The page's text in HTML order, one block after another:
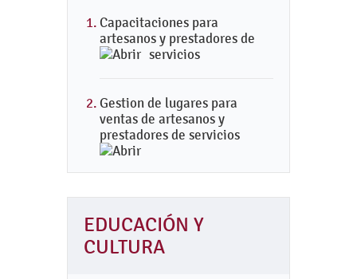
Capacitaciones para
artesanos y prestadores de
servicios
Gestion de lugares para
ventas de artesanos y
prestadores de servicios
EDUCACIÓN Y
CULTURA